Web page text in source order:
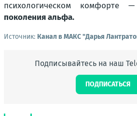
психологическом комфорте —
поколения альфа.
Источник: Канал в МАКС "Дарья
Подписывайтесь на наш
ПОДПИСАТЬСЯ